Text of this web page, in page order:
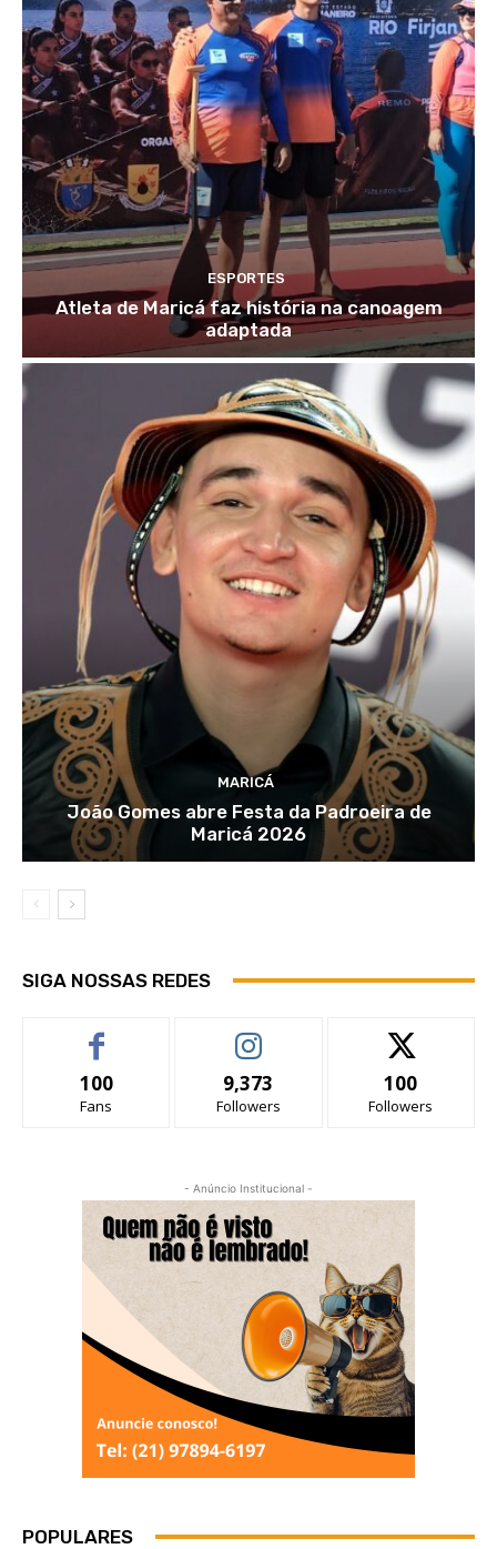
ESPORTES
Atleta de Maricá faz história na canoagem
adaptada
MARICÁ
João Gomes abre Festa da Padroeira de
Maricá 2026
SIGA NOSSAS REDES
100
Fans
9,373
Followers
100
Followers
- Anúncio Institucional -
POPULARES